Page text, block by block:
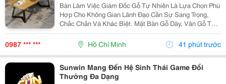
Bàn Làm Việc Giám Đốc Gỗ Tự Nhiên Là Lựa Chọn Phù
Hợp Cho Không Gian Lãnh Đạo Cần Sự Sang Trọng,
Chắc Chắn Và Khác Biệt. Mặt Bàn Gỗ Dày, Vân Gỗ Tự
Nhiên Đẹp Mắt Kết Hợp Cùng Hệ Chân Sắt Hiện Đại,
Tạo Nên Tổng Thể Vừa Bền Bỉ Vừa Tinh Tế. Mẫu Bàn
0987 *** *** Hồ Chí Minh 41 phút trước
Sunwin Mang Đến Hệ Sinh Thái Game Đổi
Thưởng Đa Dạng